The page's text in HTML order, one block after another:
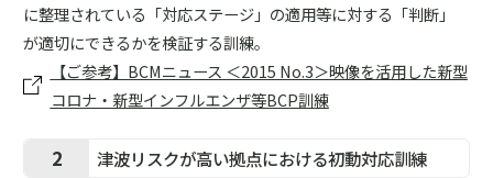
に整理されている「対応ステージ」の適用等に対する「判断」
が適切にできるかを検証する訓練。
【ご参考】BCMニュース ＜2015 No.3＞映像を活用した新型
コロナ・新型インフルエンザ等BCP訓練
2 津波リスクが高い拠点における初動対応訓練